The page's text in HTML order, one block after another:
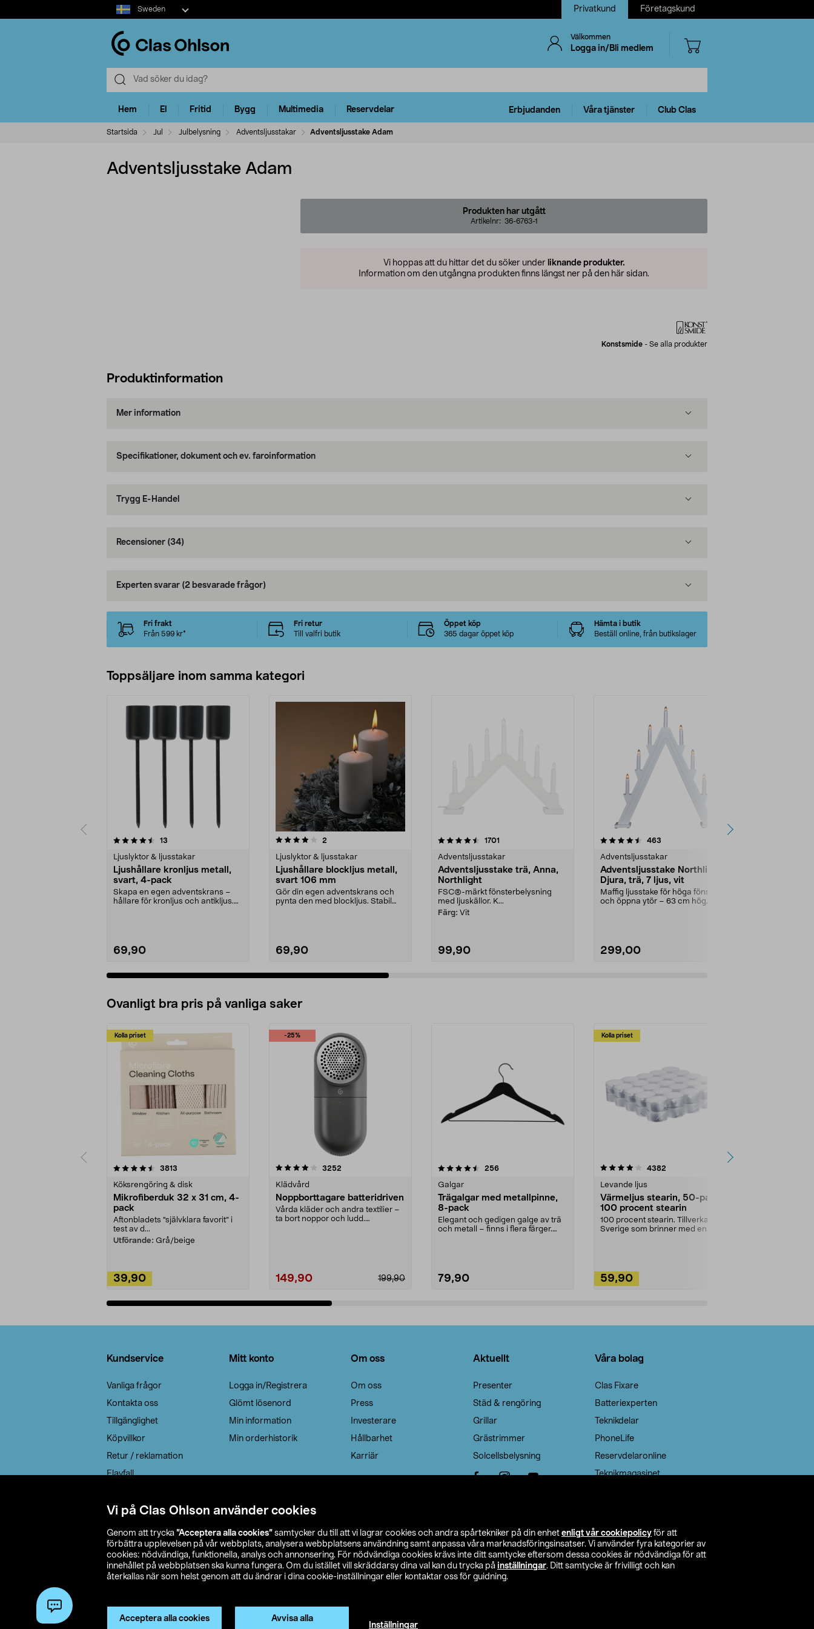
Vi på Clas Ohlson använder cookies
Genom att trycka ”Acceptera alla cookies” samtycker du till att vi lagrar cookies och andra spårtekniker på din enhet enligt vår cookiepolicy för att
förbättra upplevelsen på vår webbplats, analysera webbplatsens användning samt anpassa våra marknadsföringsinsatser. Vi använder fyra kategorier av
cookies: nödvändiga, funktionella, analys och annonsering. För nödvändiga cookies krävs inte ditt samtycke eftersom dessa cookies är nödvändiga för att
innehållet på webbplatsen ska kunna fungera. Om du istället vill skräddarsy dina val kan du trycka på inställningar. Ditt samtycke är frivilligt och kan
återkallas när som helst genom att du ändrar i dina cookie-inställningar eller kontaktar oss för guidning.
Acceptera alla cookies Avvisa alla
Inställningar
Select
market
Sweden Privatkund Företagskund
Välkommen
Logga in/Bli medlem
Hem El Fritid Bygg Multimedia Reservdelar Erbjudanden Våra tjänster Club Clas
Startsida Jul Julbelysning Adventsljusstakar Adventsljusstake Adam
Adventsljusstake Adam
Produkten har utgått
Artikelnr: 36-6763-1
Vi hoppas att du hittar det du söker under liknande produkter.
Information om den utgångna produkten finns längst ner på den här sidan.
Konstsmide - Se alla produkter
Produktinformation
Mer information
Specifikationer, dokument och ev. faroinformation
Trygg E-Handel
Recensioner (34)
Experten svarar (2 besvarade frågor)
Fri frakt
Från 599 kr*
Fri retur
Till valfri butik
Öppet köp
365 dagar öppet köp
Hämta i butik
Beställ online, från butikslager
Toppsäljare inom samma kategori
13
Ljuslyktor & ljusstakar
Ljushållare kronljus metall,
svart, 4-pack
Skapa en egen adventskrans –
hållare för kronljus och antikljus.
69,90
4.0 av 5 stjärnor 2
Ljuslyktor & ljusstakar
Ljushållare blockljus metall,
svart 106 mm
Gör din egen adventskrans och
pynta den med blockljus. Stabil
69,90
4.5 av 5 stjärnor 1701
Adventsljusstakar
Adventsljusstake trä, Anna,
Northlight
FSC®-märkt fönsterbelysning
med ljuskällor. K...
Färg: Vit
99,90
4.5 av 5 stjärnor 463
Adventsljusstakar
Adventsljusstake Northlight
Djura, trä, 7 ljus, vit
Maffig ljusstake för höga fönster
och öppna ytör – 63 cm hög.
299,00
4.5 av 5 stjärnor
Ovanligt bra pris på vanliga saker
Kolla priset
3813
Köksrengöring & disk
Mikrofiberduk 32 x 31 cm, 4-
pack
Aftonbladets "självklara favorit” i
test av d...
Utförande: Grå/beige
39,90
-25%
4.0av 5 stjärnor 3252
Klädvård
Noppborttagare batteridriven
Vårda kläder och andra textilier –
ta bort noppor och ludd.
199,90
149,90
4.5av 5 stjärnor 256recensioner
Galgar
Trägalgar med metallpinne,
8-pack
Elegant och gedigen galge av trä
och metall – finns i flera färger.
79,90
Kolla priset
4.0av 5 stjärnor 4382
Levande ljus
Värmeljus stearin, 50-pack,
100 procent stearin
100 procent stearin. Tillverkade i
Sverige som brinner med en
59,90
4.5av 5 stjärnor
Kundservice
Vanliga frågor
Kontakta oss
Tillgänglighet
Köpvillkor
Retur / reklamation
Elavfall
Leveransalternativ
Mitt konto
Logga in/Registrera
Glömt lösenord
Min information
Min orderhistorik
Om oss
Om oss
Press
Investerare
Hållbarhet
Karriär
Aktuellt
Presenter
Städ & rengöring
Grillar
Grästrimmer
Solcellsbelysning
Våra bolag
Clas Fixare
Batteriexperten
Teknikdelar
PhoneLife
Reservdelaronline
Teknikmagasinet